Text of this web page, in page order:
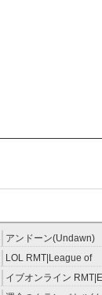
アンドーン(Undawn)
RMT
LOL RMT|League of
Legends RMT
イブオンライン